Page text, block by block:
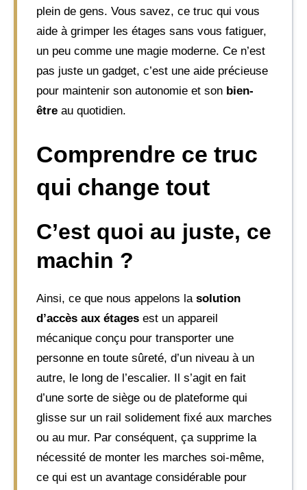
plein de gens. Vous savez, ce truc qui vous
aide à grimper les étages sans vous fatiguer,
un peu comme une magie moderne. Ce n’est
pas juste un gadget, c’est une aide précieuse
pour maintenir son autonomie et son bien-
être au quotidien.
Comprendre ce truc
qui change tout
C’est quoi au juste, ce
machin ?
Ainsi, ce que nous appelons la solution
d’accès aux étages est un appareil
mécanique conçu pour transporter une
personne en toute sûreté, d’un niveau à un
autre, le long de l’escalier. Il s’agit en fait
d’une sorte de siège ou de plateforme qui
glisse sur un rail solidement fixé aux marches
ou au mur. Par conséquent, ça supprime la
nécessité de monter les marches soi-même,
ce qui est un avantage considérable pour